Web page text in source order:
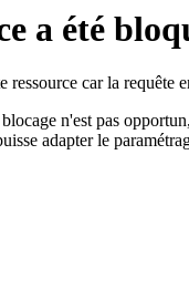
a été
car la requête
n'est pas
adapter le